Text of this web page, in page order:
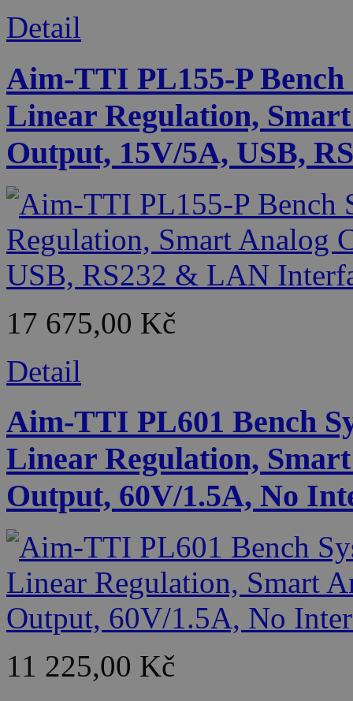
Detail
Aim-TTI PL155-P Bench
Linear Regulation,
Output, 15V/5A, USB,
17 675,00 Kč
Detail
Aim-TTI PL601 Bench
Linear Regulation,
Output, 60V/1.5A, No
11 225,00 Kč